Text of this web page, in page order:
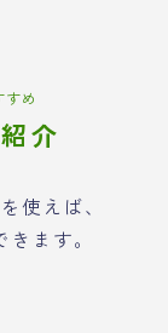
め
介
使えば、
ます。